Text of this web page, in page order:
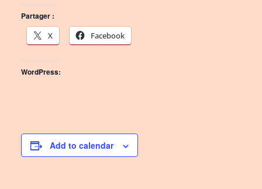
Partager :
X
Facebook
WordPress:
Add to calendar